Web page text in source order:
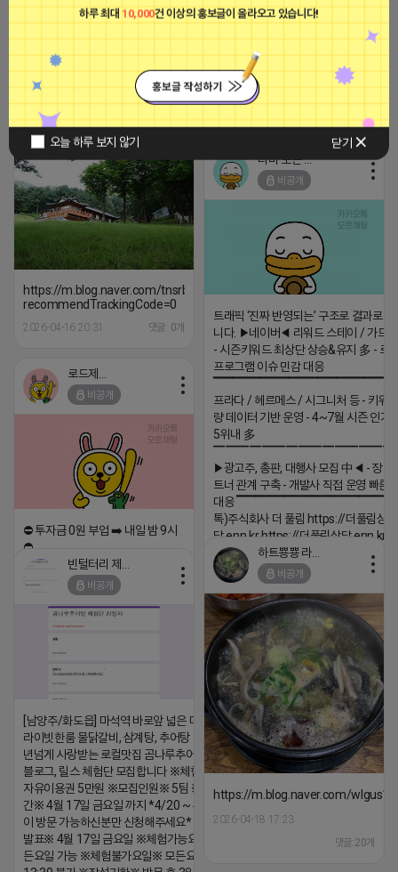
하루 최대 10,000건 이상의 홍보글이 올라오고 있습니다!
오늘 하루 보지 않기 닫기
[아이피몬스터] 전국 최저가 마케팅
2023-09-06 14:23:39
https://m.blog.naver.com/
recommendTrackingCode=0
부끄러운 어피치
비공개
https://m.blog.naver.com/tnsrbfkddmsw/223548968873?
recommendTrackingCode=0
2026-04-16 20:31 댓글: 0개
티비 보는 라이언
비공개
트래픽 ‘진짜 반영되는’ 구조로 결과로
니다. ▶네이버◀ 리워드 스테이 / 가드 /
- 시즌키워드 최상단 상승&유지 多 - 로
프로그램 이슈 민감 대응
▔▔▔▔▔▔▔▔▔▔▔▔▔▔▔▔▔▔ ▶
프라다 / 헤르메스 / 시그니처 등 - 키워
량 데이터 기반 운영 - 4~7월 시즌 인기
5위내 多
▶광고주, 총판, 대행사 모집 中◀ - 장기
트너 관계 구축 - 개발사 직접 운영 빠른
대응
톡)주식회사 더 풀림 https://더풀림상
담.enn.kr https://더풀림상담.enn.kr
2026-04-18 17:26
비공개
⛔️ 투자금 0원 부업 ➡️ 내일 밤 9시
⛔️
2026-04-18 17:23
하트뿅뿅 라이언
비공개
https://m.blog.naver.com/
2026-04-18 17:23
댓글:20개
비공개
[남양주/화도읍] 마석역 바로앞 넓은 매장과, 프
라이빗한룸 물닭갈비, 삼계탕, 추어탕 맛집 10
년넘게 사랑받는 로컬맛집 곰나루추어탕에서
블로그, 릴스 체험단 모집합니다 ※체험메뉴※
자유이용권 5만원 ※모집인원※ 5팀 ※모집기
간※ 4월 17일 금요일 까지 *4/20 ~ 4/26 사
이 방문 가능하신분만 신청해주세요* ※체험단
발표※ 4월 17일 금요일 ※체험가능요일※ 모
든요일 가능 ※체험불가요일※ 모든요일 12 ~